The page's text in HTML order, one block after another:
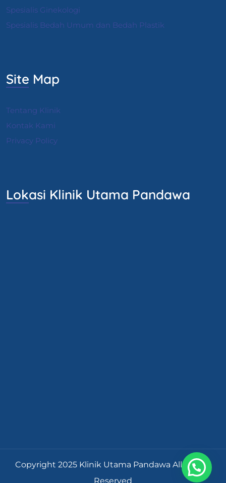
Spesialis Ginekologi
Spesialis Bedah Umum dan Bedah Plastik
Site Map
Tentang Klinik
Kontak Kami
Privacy Policy
Lokasi Klinik Utama Pandawa
Copyright 2025 Klinik Utama Pandawa All Rights
Reserved